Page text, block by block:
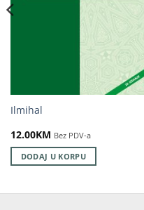
Ilmihal
12.00KM Bez PDV-a
DODAJ U KORPU